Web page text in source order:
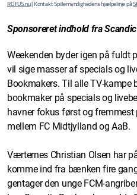
ROFUS.nu| Kontakt Spillemyndighedens hjælpelinje på
Sponsoreret indhold fra Scandic
Weekenden byder igen på fuldt
vil sige masser af specials og
Bookmakers. Til alle TV-kampe
bookmaker på specials og
havner fokus først og fremmest
mellem FC Midtjylland og AaB.
Værternes Christian Olsen har
komme ind fra bænken fire
gentager den unge FCM-